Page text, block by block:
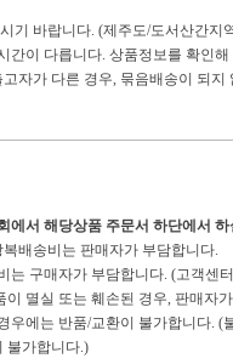
기 바랍니다. (제주도/도서산간지
간이 다릅니다. 상품정보를 확인해
고자가 다른 경우, 묶음배송이 되
에서 해당상품 주문서 하단에서
배송비는 판매자가 부담합니다.
는 구매자가 부담합니다. (고객센
이 멸실 또는 훼손된 경우, 판매자
에는 반품/교환이 불가합니다. (
불가합니다.)